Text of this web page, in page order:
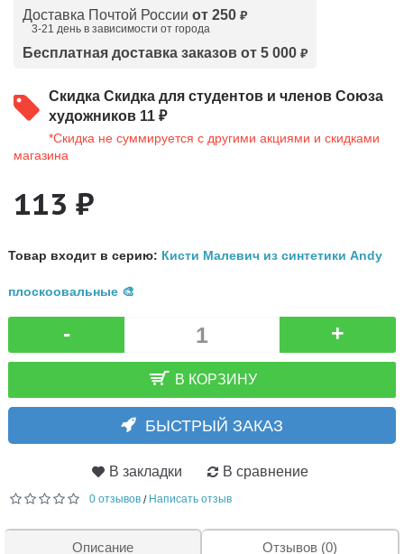
Доставка Почтой России от 250 ₽
3-21 день в зависимости от города
Бесплатная доставка заказов от 5 000 ₽
Скидка Скидка для студентов и членов Союза
художников 11 ₽
*Скидка не суммируется с другими акциями и скидками
магазина
113 ₽
Товар входит в серию: Кисти Малевич из синтетики Andy
плоскоовальные 🎨
- +
В КОРЗИНУ
БЫСТРЫЙ ЗАКАЗ
В закладки В сравнение
0 отзывов / Написать отзыв
Описание Отзывов (0)